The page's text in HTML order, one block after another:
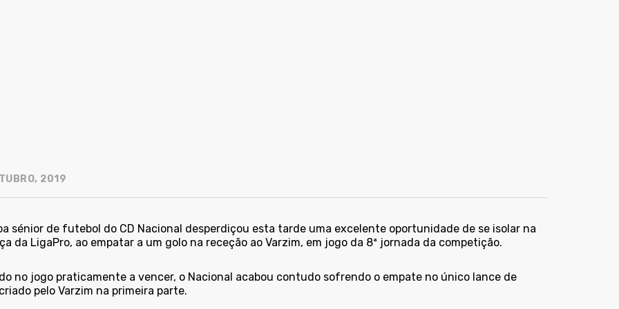
2019
sénior de futebol do CD Nacional desperdiçou esta tarde uma excelente oportunidade de se isolar na
da LigaPro, ao empatar a um golo na receção ao Varzim, em jogo da 8ª jornada da competição.
no jogo praticamente a vencer, o Nacional acabou contudo sofrendo o empate no único lance de
pelo Varzim na primeira parte.